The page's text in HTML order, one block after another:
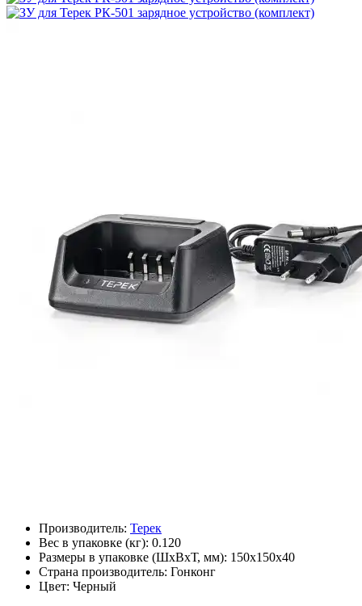
Производитель: Терек
Вес в упаковке (кг): 0.120
Размеры в упаковке (ШxВxТ, мм): 150x150x40
Страна производитель: Гонконг
Цвет: Черный